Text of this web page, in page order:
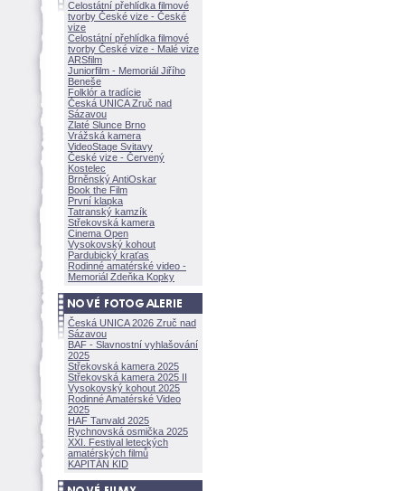
Celostátní přehlídka filmové
tvorby České vize - České
vize
Celostátní přehlídka filmové
tvorby České vize - Malé vize
ARSfilm
Juniorfilm - Memoriál Jiřího
Beneše
Folklór a tradície
Česká UNICA Zruč nad
Sázavou
Zlaté Slunce Brno
Vrážská kamera
VideoStage Svitavy
České vize - Červený
Kostelec
Brněnský AntiOskar
Book the Film
První klapka
Tatranský kamzík
Střekovská kamera
Cinema Open
Vysokovský kohout
Pardubický kraťas
Rodinné amatérské video -
Memoriál Zdeňka Kopky
Česká UNICA 2026 Zruč nad
Sázavou
BAF - Slavnostní vyhlašování
2025
Střekovská kamera 2025
Střekovská kamera 2025 II
Vysokovský kohout 2025
Rodinné Amatérské Video
2025
HAF Tanvald 2025
Rychnovská osmička 2025
XXI. Festival leteckých
amatérských filmů
KAPITÁN KID